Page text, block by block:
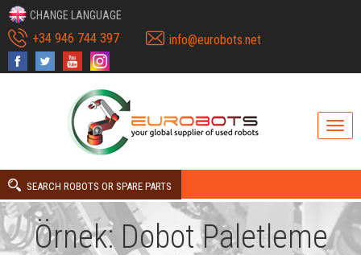
CHANGE LANGUAGE
+34 946 744 397 info@eurobots.net
SEARCH ROBOTS OR SPARE PARTS
Örnek: Dobot Paletleme